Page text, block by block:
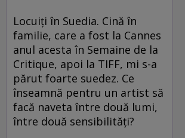
Locuiţi în Suedia. Cină în
familie, care a fost la Cannes
anul acesta în Semaine de la
Critique, apoi la TIFF, mi s-a
părut foarte suedez. Ce
înseamnă pentru un artist să
facă naveta între două lumi,
între două sensibilităţi?